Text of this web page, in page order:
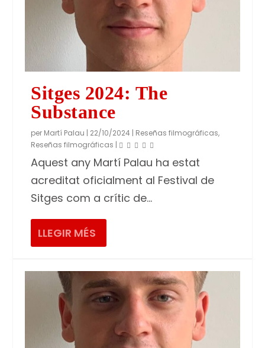
Sitges 2024: The
Substance
per Martí Palau | 22/10/2024 | Reseñas filmográficas,
Reseñas filmográficas |
Aquest any Martí Palau ha estat
acreditat oficialment al Festival de
Sitges com a crític de...
LLEGIR MÉS